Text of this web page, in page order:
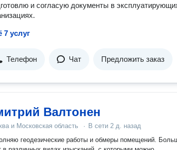
и согласую документы в
7 услуг
Телефон Чат Предложить заказ
Валтонен
и Московская область · В сети 2 д. назад
геодезические работы и обмеры помещений.